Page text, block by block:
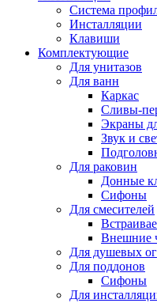
Система
Инсталляции
Клавиши
Комплектующие
Для унитазов
Для ванн
Каркас
Сливы-
Экраны
Звук и
Для раковин
Донные
Сифоны
Для смесителей
Внешние
Для душевых
Для поддонов
Сифоны
Для